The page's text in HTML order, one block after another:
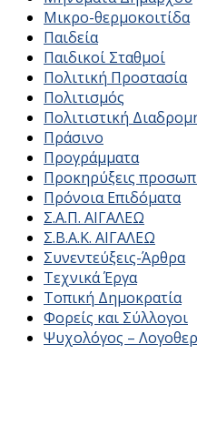
Μικρο-θερμοκοιτίδα
Παιδεία
Παιδικοί Σταθμοί
Πολιτική Προστασία
Πολιτισμός
Πολιτιστική
Πράσινο
Προγράμματα
Προκηρύξεις
Πρόνοια Επιδόματα
Σ.Α.Π. ΑΙΓΑΛΕΩ
Σ.Β.Α.Κ. ΑΙΓΑΛΕΩ
Συνεντεύξεις-Άρθρα
Τεχνικά Έργα
Τοπική Δημοκρατία
Φορείς και Σύλλογοι
Ψυχολόγος –